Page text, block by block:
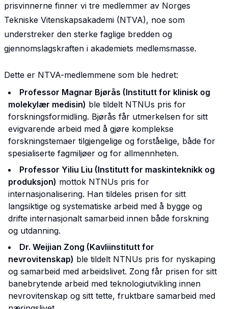
prisvinnerne finner vi tre medlemmer av Norges
Tekniske Vitenskapsakademi (NTVA), noe som
understreker den sterke faglige bredden og
gjennomslagskraften i akademiets medlemsmasse.
Dette er NTVA-medlemmene som ble hedret:
Professor Magnar Bjørås (Institutt for klinisk og
molekylær medisin) ble tildelt NTNUs pris for
forskningsformidling. Bjørås får utmerkelsen for sitt
evigvarende arbeid med å gjøre komplekse
forskningstemaer tilgjengelige og forståelige, både for
spesialiserte fagmiljøer og for allmennheten.
Professor Yiliu Liu (Institutt for maskinteknikk og
produksjon) mottok NTNUs pris for
internasjonalisering. Han tildeles prisen for sitt
langsiktige og systematiske arbeid med å bygge og
drifte internasjonalt samarbeid innen både forskning
og utdanning.
Dr. Weijian Zong (Kavliinstitutt for
nevrovitenskap) ble tildelt NTNUs pris for nyskaping
og samarbeid med arbeidslivet. Zong får prisen for sitt
banebrytende arbeid med teknologiutvikling innen
nevrovitenskap og sitt tette, fruktbare samarbeid med